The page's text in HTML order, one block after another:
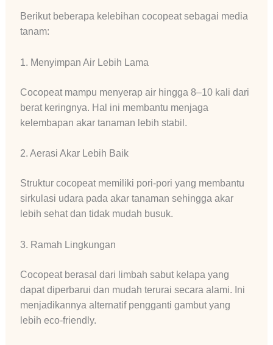
Berikut beberapa kelebihan cocopeat sebagai media
tanam:
1. Menyimpan Air Lebih Lama
Cocopeat mampu menyerap air hingga 8–10 kali dari
berat keringnya. Hal ini membantu menjaga
kelembapan akar tanaman lebih stabil.
2. Aerasi Akar Lebih Baik
Struktur cocopeat memiliki pori-pori yang membantu
sirkulasi udara pada akar tanaman sehingga akar
lebih sehat dan tidak mudah busuk.
3. Ramah Lingkungan
Cocopeat berasal dari limbah sabut kelapa yang
dapat diperbarui dan mudah terurai secara alami. Ini
menjadikannya alternatif pengganti gambut yang
lebih eco-friendly.